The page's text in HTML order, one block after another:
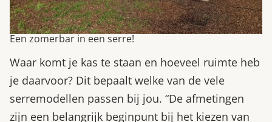
Een zomerbar in een serre!
Waar komt je kas te staan en hoeveel ruimte heb
je daarvoor? Dit bepaalt welke van de vele
serremodellen passen bij jou. “De afmetingen
zijn een belangrijk beginpunt bij het kiezen van